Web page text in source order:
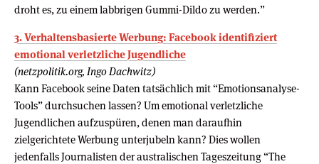
droht es, zu einem labbrigen Gummi-Dildo zu werden.”
3. Verhaltensbasierte Werbung: Facebook identifiziert
emotional verletzliche Jugendliche
(netzpolitik.org, Ingo Dachwitz)
Kann Facebook seine Daten tatsächlich mit “Emotionsanalyse-
Tools” durchsuchen lassen? Um emotional verletzliche
Jugendlichen aufzuspüren, denen man daraufhin
zielgerichtete Werbung unterjubeln kann? Dies wollen
jedenfalls Journalisten der australischen Tageszeitung “The